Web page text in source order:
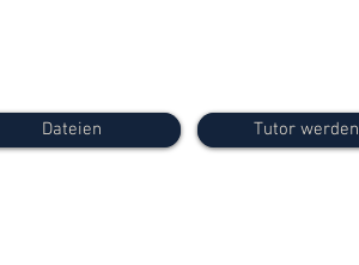
Dateien Tutor werden